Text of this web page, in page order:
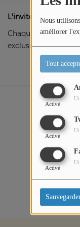
Nous
améliorer
Tout
Activé
Activé
Activé
L'invité du Week-end
Chaque Week-end,
exclusif pour